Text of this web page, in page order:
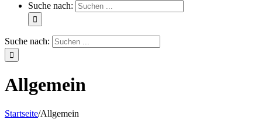
Suche nach:
Suche nach:
Allgemein
Startseite/Allgemein